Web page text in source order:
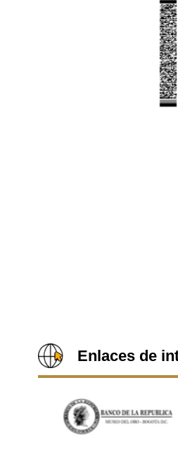
Enlaces de